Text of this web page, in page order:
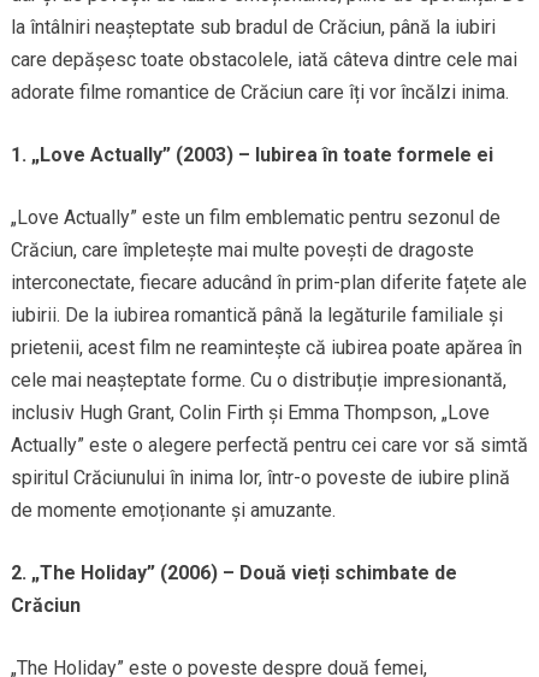
la întâlniri neașteptate sub bradul de Crăciun, până la iubiri
care depășesc toate obstacolele, iată câteva dintre cele mai
adorate filme romantice de Crăciun care îți vor încălzi inima.
1. „Love Actually” (2003) – Iubirea în toate formele ei
„Love Actually” este un film emblematic pentru sezonul de
Crăciun, care împletește mai multe povești de dragoste
interconectate, fiecare aducând în prim-plan diferite fațete ale
iubirii. De la iubirea romantică până la legăturile familiale și
prietenii, acest film ne reamintește că iubirea poate apărea în
cele mai neașteptate forme. Cu o distribuție impresionantă,
inclusiv Hugh Grant, Colin Firth și Emma Thompson, „Love
Actually” este o alegere perfectă pentru cei care vor să simtă
spiritul Crăciunului în inima lor, într-o poveste de iubire plină
de momente emoționante și amuzante.
2. „The Holiday” (2006) – Două vieți schimbate de
Crăciun
„The Holiday” este o poveste despre două femei,